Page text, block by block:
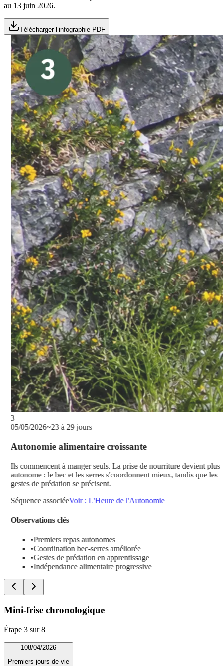
au 13 juin 2026.
Télécharger l’infographie PDF
05/05/2026~23 à 29 jours
Autonomie alimentaire croissante
Ils commencent à manger seuls. La prise de nourriture devient plus
autonome : le bec et les serres s'coordonnent mieux, tandis que les
gestes de prédation se précisent.
Séquence associéeVoir :L'Heure de l'Autonomie
Observations clés
•
Premiers repas autonomes
•
Coordination bec-serres améliorée
•
Gestes de prédation en apprentissage
•
Indépendance alimentaire progressive
Mini-frise chronologique
Étape 3 sur8
1 08/04/2026
Premiers jours de vie